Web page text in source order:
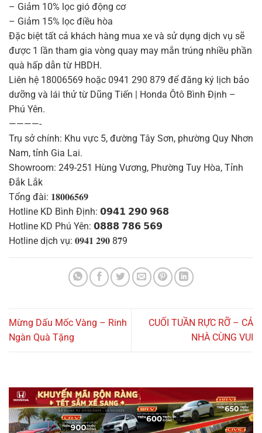
– Giảm 10% lọc gió động cơ
– Giảm 15% lọc điều hòa
Đặc biệt tất cả khách hàng mua xe và sử dụng dịch vụ sẽ
được 1 lần tham gia vòng quay may mắn trúng nhiều phần
quà hấp dẫn từ HBDH.
Liên hệ 18006569 hoặc 0941 290 879 để đăng ký lịch bảo
dưỡng và lái thử từ Dũng Tiến | Honda Ôtô Bình Định –
Phú Yên.
————-
Trụ sở chính: Khu vực 5, đường Tây Sơn, phường Quy Nhơn
Nam, tỉnh Gia Lai.
Showroom: 249-251 Hùng Vương, Phường Tuy Hòa, Tỉnh
Đắk Lắk
Tổng đài: 𝟏𝟖𝟎𝟎𝟔𝟓𝟔𝟗
Hotline KD Bình Định: 𝟬𝟵𝟰𝟭 𝟮𝟵𝟬 𝟵𝟲𝟴
Hotline KD Phú Yên: 𝟬𝟴𝟴𝟴 𝟳𝟴𝟲 𝟱𝟲𝟵
Hotline dịch vụ: 𝟎𝟗𝟒𝟏 𝟐𝟗𝟎 8𝟕9
Mừng Dấu Mốc Vàng – Rinh
Ngàn Quà Tặng
CUỐI TUẦN RỰC RỠ – CẢ
NHÀ CÙNG VUI